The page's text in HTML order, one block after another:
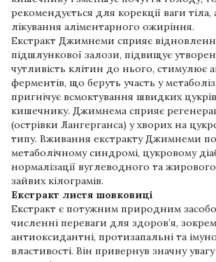
рекомендується для корекції ваги
лікування аліментарного ожиріння.
Екстракт Джимнеми сприяє
підшлункової залози, підвищує
чутливість клітин до нього, стимулює
ферментів, що беруть участь у
пригнічує всмоктування швидких
кишечнику. Джимнема сприяє
(острівки Лангерганса) у хворих на
типу. Вживання екстракту Джимнеми
метаболічному синдромі, цукровому
нормалізації вуглеводного та жирового
зайвих кілограмів.
Екстракт листя шовковиці
Екстракт є потужним природним
численні переваги для здоров’я,
антиоксидантні, протизапальні та
властивості. Він привернув значну